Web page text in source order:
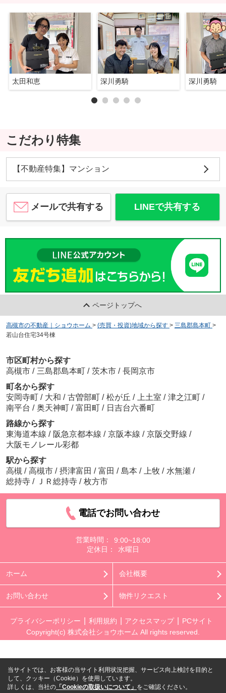
太田和恵 深川勇騎 深川勇騎
こだわり特集
【不動産特集】マンション
メールで共有する LINEで共有する
ページトップへ
高槻市の不動産｜ショウホーム > (売買・投資)地域から探す > 三島郡島本町 >
若山台住宅34号棟
市区町村から探す
高槻市 / 三島郡島本町 / 茨木市 / 長岡京市
町名から探す
安岡寺町 / 大和 / 古曽部町 / 松が丘 / 上土室 / 津之江町 /
南平台 / 奥天神町 / 富田町 / 日吉台六番町
路線から探す
東海道本線 / 阪急京都本線 / 京阪本線 / 京阪交野線 /
大阪モノレール彩都
駅から探す
高槻 / 高槻市 / 摂津富田 / 富田 / 島本 / 上牧 / 水無瀬 /
総持寺 / ＪＲ総持寺 / 枚方市
電話でお問い合わせ
営業時間：
9:00~18:00
定休日：
水曜日
ホーム 会社概要
お問い合わせ 物件リクエスト
プライバシーポリシー 利用規約 アクセスマップ
PCサイト
Copyright(c) 株式会社ショウホーム All rights reserved.
当サイトでは、お客様の当サイト利用状況把握、サービス向上検討を目的と
して、クッキー（Cookie）を使用しています。
詳しくは、当社の 「Cookieの取扱いについて」 をご確認ください。